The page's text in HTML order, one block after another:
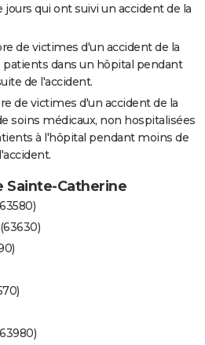
qui ont suivi un accident de la
de victimes d'un accident de la
dans un hôpital pendant
de l'accident.
de victimes d'un accident de la
soins médicaux, non hospitalisées
à l'hôpital pendant moins de
Sainte-Catherine